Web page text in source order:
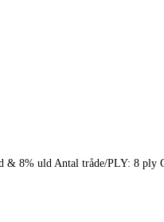
& 8% uld Antal tråde/PLY: 8